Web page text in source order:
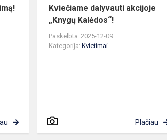
Kviečiame dalyvauti akcijoje
„Knygų Kalėdos“!
Paskelbta: 2025-12-09
Kategorija:Kvietimai
Plačiau